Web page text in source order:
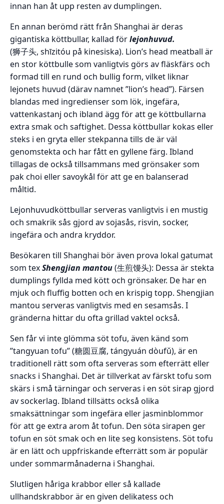
innan han åt upp resten av dumplingen.
En annan berömd rätt från Shanghai är deras
gigantiska köttbullar, kallad förlejonhuvud.
(狮子头, shīzitóu på kinesiska). Lion’s head meatball är
en stor köttbulle som vanligtvis görs av fläskfärs och
formad till en rund och bullig form, vilket liknar
lejonets huvud (därav namnet ”lion’s head”). Färsen
blandas med ingredienser som lök, ingefära,
vattenkastanj och ibland ägg för att ge köttbullarna
extra smak och saftighet. Dessa köttbullar kokas eller
steks i en gryta eller stekpanna tills de är väl
genomstekta och har fått en gyllene färg. Ibland
tillagas de också tillsammans med grönsaker som
pak choi eller savoykål för att ge en balanserad
måltid.
Lejonhuvudköttbullar serveras vanligtvis i en mustig
och smakrik sås gjord av sojasås, risvin, socker,
ingefära och andra kryddor.
Besökaren till Shanghai bör även prova lokal gatumat
som texShengjian mantou(生煎馒头): Dessa är stekta
dumplings fyllda med kött och grönsaker. De har en
mjuk och fluffig botten och en krispig topp. Shengjian
mantou serveras vanligtvis med en sesamsås. I
gränderna hittar du ofta grillad vaktel också.
Sen får vi inte glömma söt tofu, även känd som
”tangyuan tofu” (糖圆豆腐, tángyuán dòufǔ), är en
traditionell rätt som ofta serveras som efterrätt eller
snacks i Shanghai. Det är tillverkat av färskt tofu som
skärs i små tärningar och serveras i en söt sirap gjord
av sockerlag. Ibland tillsätts också olika
smaksättningar som ingefära eller jasminblommor
för att ge extra arom åt tofun. Den söta sirapen ger
tofun en söt smak och en lite seg konsistens. Söt tofu
är en lätt och uppfriskande efterrätt som är populär
under sommarmånaderna i Shanghai.
Slutligen håriga krabbor eller så kallade
ullhandskrabbor är en given delikatess och